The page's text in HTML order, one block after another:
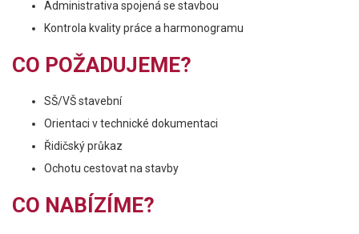
Administrativa spojená se stavbou
Kontrola kvality práce a harmonogramu
CO POŽADUJEME?
SŠ/VŠ stavební
Orientaci v technické dokumentaci
Řidičský průkaz
Ochotu cestovat na stavby
CO NABÍZÍME?